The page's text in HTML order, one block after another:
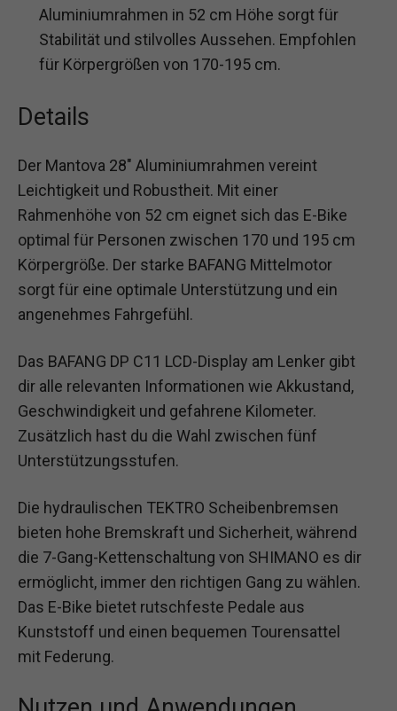
Aluminiumrahmen in 52 cm Höhe sorgt für
Stabilität und stilvolles Aussehen. Empfohlen
für Körpergrößen von 170-195 cm.
Details
Der Mantova 28″ Aluminiumrahmen vereint
Leichtigkeit und Robustheit. Mit einer
Rahmenhöhe von 52 cm eignet sich das E-Bike
optimal für Personen zwischen 170 und 195 cm
Körpergröße. Der starke BAFANG Mittelmotor
sorgt für eine optimale Unterstützung und ein
angenehmes Fahrgefühl.
Das BAFANG DP C11 LCD-Display am Lenker gibt
dir alle relevanten Informationen wie Akkustand,
Geschwindigkeit und gefahrene Kilometer.
Zusätzlich hast du die Wahl zwischen fünf
Unterstützungsstufen.
Die hydraulischen TEKTRO Scheibenbremsen
bieten hohe Bremskraft und Sicherheit, während
die 7-Gang-Kettenschaltung von SHIMANO es dir
ermöglicht, immer den richtigen Gang zu wählen.
Das E-Bike bietet rutschfeste Pedale aus
Kunststoff und einen bequemen Tourensattel
mit Federung.